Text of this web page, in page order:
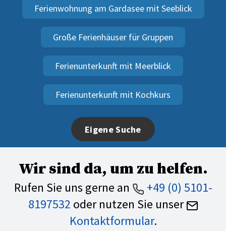
Ferienwohnung am Gardasee mit Seeblick
Große Ferienhäuser für Gruppen
Ferienunterkunft mit Meerblick
Ferienunterkunft mit Kochkurs
Eigene Suche
Wir sind da, um zu helfen.
Rufen Sie uns gerne an
+49 (0) 5101-
8197532 oder nutzen Sie unser
Kontaktformular.